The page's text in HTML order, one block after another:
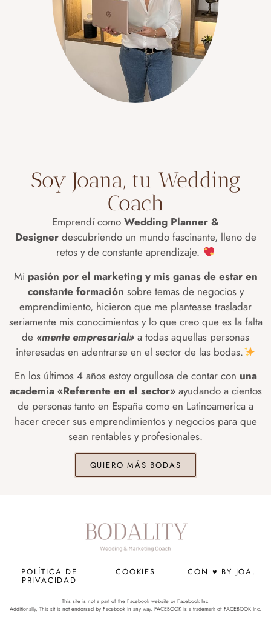
Soy Joana, tu Wedding
Coach
Emprendí como Wedding Planner &
Designerdescubriendo un mundo fascinante, lleno de
retos y de constante aprendizaje.
Mi pasión por el marketing y mis ganas de estar en
constante formación sobre temas de negocios y
emprendimiento, hicieron que me plantease trasladar
seriamente mis conocimientos y lo que creo que es la falta
de «mente empresarial» a todas aquellas personas
interesadas en adentrarse en el sector de las bodas.
En los últimos 4 años estoy orgullosa de contar con una
academia «Referente en el sector»ayudando a cientos
de personas tanto en España como en Latinoamerica a
hacer crecer sus emprendimientos y negocios para que
sean rentables y profesionales.
QUIERO MÁS BODAS
POLÍTICA DE
PRIVACIDAD
COOKIES CON ♥ BY JOA.
This site is not a part of the Facebook website or Facebook Inc.
Additionally, This sit is not endorsed by Facebook in any way. FACEBOOK is a trademark of FACEBOOK Inc.